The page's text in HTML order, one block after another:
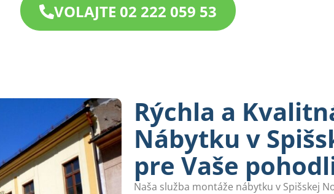
VOLAJTE 02 222 059 53
Rýchla a
Nábytku v
pre Vaše
Naša služba montáže nábytku v Spišskej